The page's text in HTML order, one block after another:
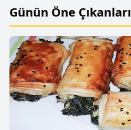
Günün Öne Çıkanları